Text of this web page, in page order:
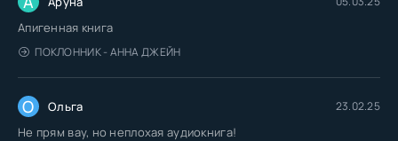
Апигенная книга
ПОКЛОННИК - АННА ДЖЕЙН
О Ольга 23.02.25
Не прям вау, но неплохая аудиокнига!